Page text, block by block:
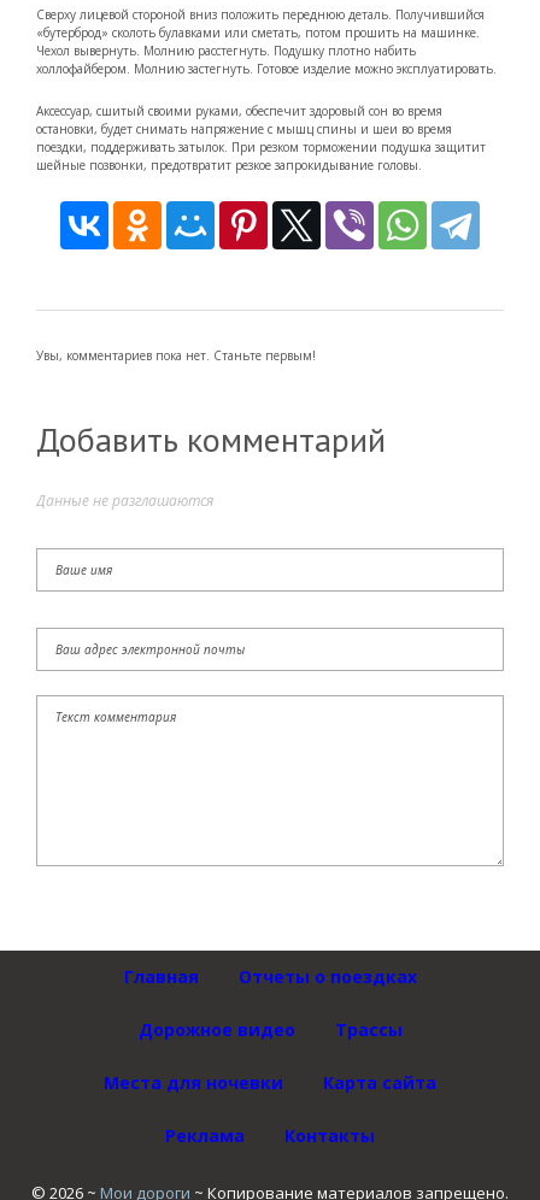
Сверху лицевой стороной вниз положить переднюю деталь. Получившийся
«бутерброд» сколоть булавками или сметать, потом прошить на машинке.
Чехол вывернуть. Молнию расстегнуть. Подушку плотно набить
холлофайбером. Молнию застегнуть. Готовое изделие можно эксплуатировать.
Аксессуар, сшитый своими руками, обеспечит здоровый сон во время
остановки, будет снимать напряжение с мышц спины и шеи во время
поездки, поддерживать затылок. При резком торможении подушка защитит
шейные позвонки, предотвратит резкое запрокидывание головы.
Увы, комментариев пока нет. Станьте первым!
Добавить комментарий
Данные не разглашаются
Главная Отчеты о поездках
Дорожное видео Трассы
Места для ночевки Карта сайта
Реклама Контакты
© 2026 ~ Мои дороги ~ Копирование материалов запрещено.